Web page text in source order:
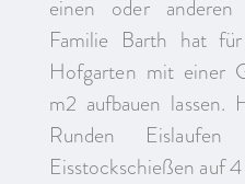
einen oder anderen
Familie Barth hat
Hofgarten mit einer
m2 aufbauen lassen.
Runden
Eisstockschießen auf